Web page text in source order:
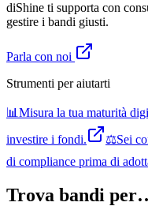
diShine ti supporta con
gestire i bandi giusti.
Parla con noi
Strumenti per aiutarti
📊Misura la tua maturità
investire i fondi.
⚖️Sei
di compliance prima di
Trova bandi